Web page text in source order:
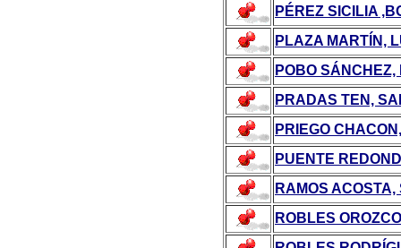
PÉREZ SICILIA
PLAZA MARTÍN,
POBO
PRADAS TEN,
PRIEGO
PUENTE
RAMOS ACOSTA,
ROBLES